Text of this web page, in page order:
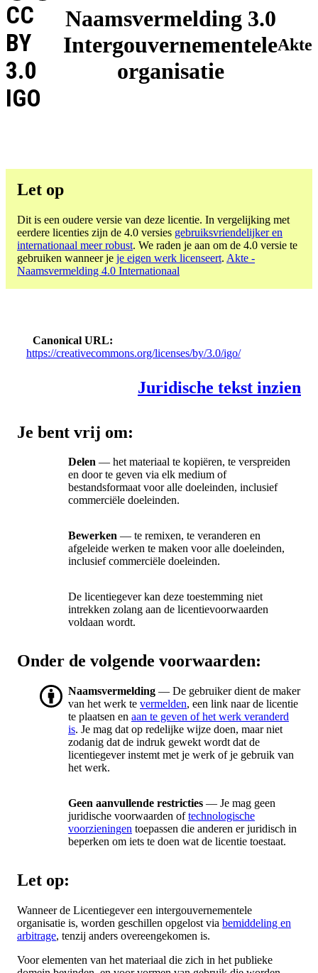
Naamsvermelding 3.0
Intergouvernementele
organisatie
CC
BY
3.0
IGO
Akte
Let op
Dit is een oudere versie van deze licentie. In vergelijking met
eerdere licenties zijn de 4.0 versies gebruiksvriendelijker en
internationaal meer robust. We raden je aan om de 4.0 versie te
gebruiken wanneer je je eigen werk licenseert. Akte -
Naamsvermelding 4.0 Internationaal
Canonical URL
https://creativecommons.org/licenses/by/3.0/igo/
Juridische tekst inzien
Je bent vrij om:
Delen — het materiaal te kopiëren, te verspreiden
en door te geven via elk medium of
bestandsformaat voor alle doeleinden, inclusief
commerciële doeleinden.
Bewerken — te remixen, te veranderen en
afgeleide werken te maken voor alle doeleinden,
inclusief commerciële doeleinden.
De licentiegever kan deze toestemming niet
intrekken zolang aan de licentievoorwaarden
voldaan wordt.
Onder de volgende voorwaarden:
Naamsvermelding — De gebruiker dient de maker
van het werk te vermelden, een link naar de licentie
te plaatsen en aan te geven of het werk veranderd
is. Je mag dat op redelijke wijze doen, maar niet
zodanig dat de indruk gewekt wordt dat de
licentiegever instemt met je werk of je gebruik van
het werk.
Geen aanvullende restricties — Je mag geen
juridische voorwaarden oftechnologische
voorzieningen toepassen die anderen er juridisch in
beperken om iets te doen wat de licentie toestaat.
Let op:
Wanneer de Licentiegever een intergouvernementele
organisatie is, worden geschillen opgelost via bemiddeling en
arbitrage, tenzij anders overeengekomen is.
Voor elementen van het materiaal die zich in het publieke